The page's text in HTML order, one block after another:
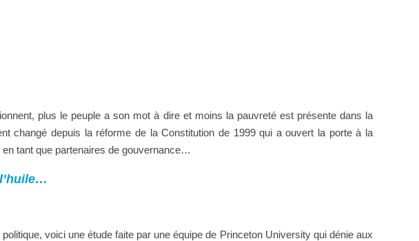
plus le peuple a son mot à dire et moins la pauvreté est présente dans la
changé depuis la réforme de la Constitution de 1999 qui a ouvert la porte à la
tant que partenaires de gouvernance…
voici une étude faite par une équipe de Princeton University qui dénie aux